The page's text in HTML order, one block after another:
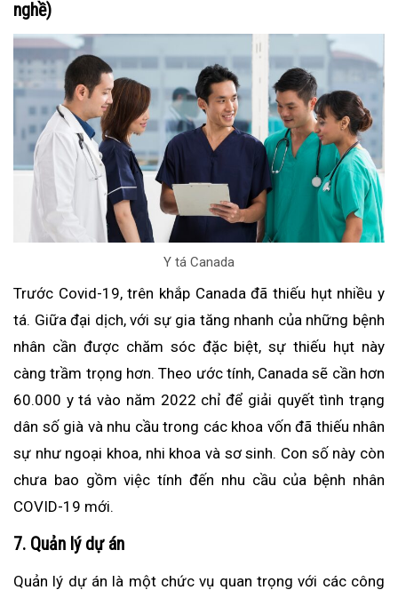
nghề)
Y tá Canada
Trước Covid-19, trên khắp Canada đã thiếu hụt nhiều y
tá. Giữa đại dịch, với sự gia tăng nhanh của những bệnh
nhân cần được chăm sóc đặc biệt, sự thiếu hụt này
càng trầm trọng hơn. Theo ước tính, Canada sẽ cần hơn
60.000 y tá vào năm 2022 chỉ để giải quyết tình trạng
dân số già và nhu cầu trong các khoa vốn đã thiếu nhân
sự như ngoại khoa, nhi khoa và sơ sinh. Con số này còn
chưa bao gồm việc tính đến nhu cầu của bệnh nhân
COVID-19 mới.
7. Quản lý dự án
Quản lý dự án là một chức vụ quan trọng với các công